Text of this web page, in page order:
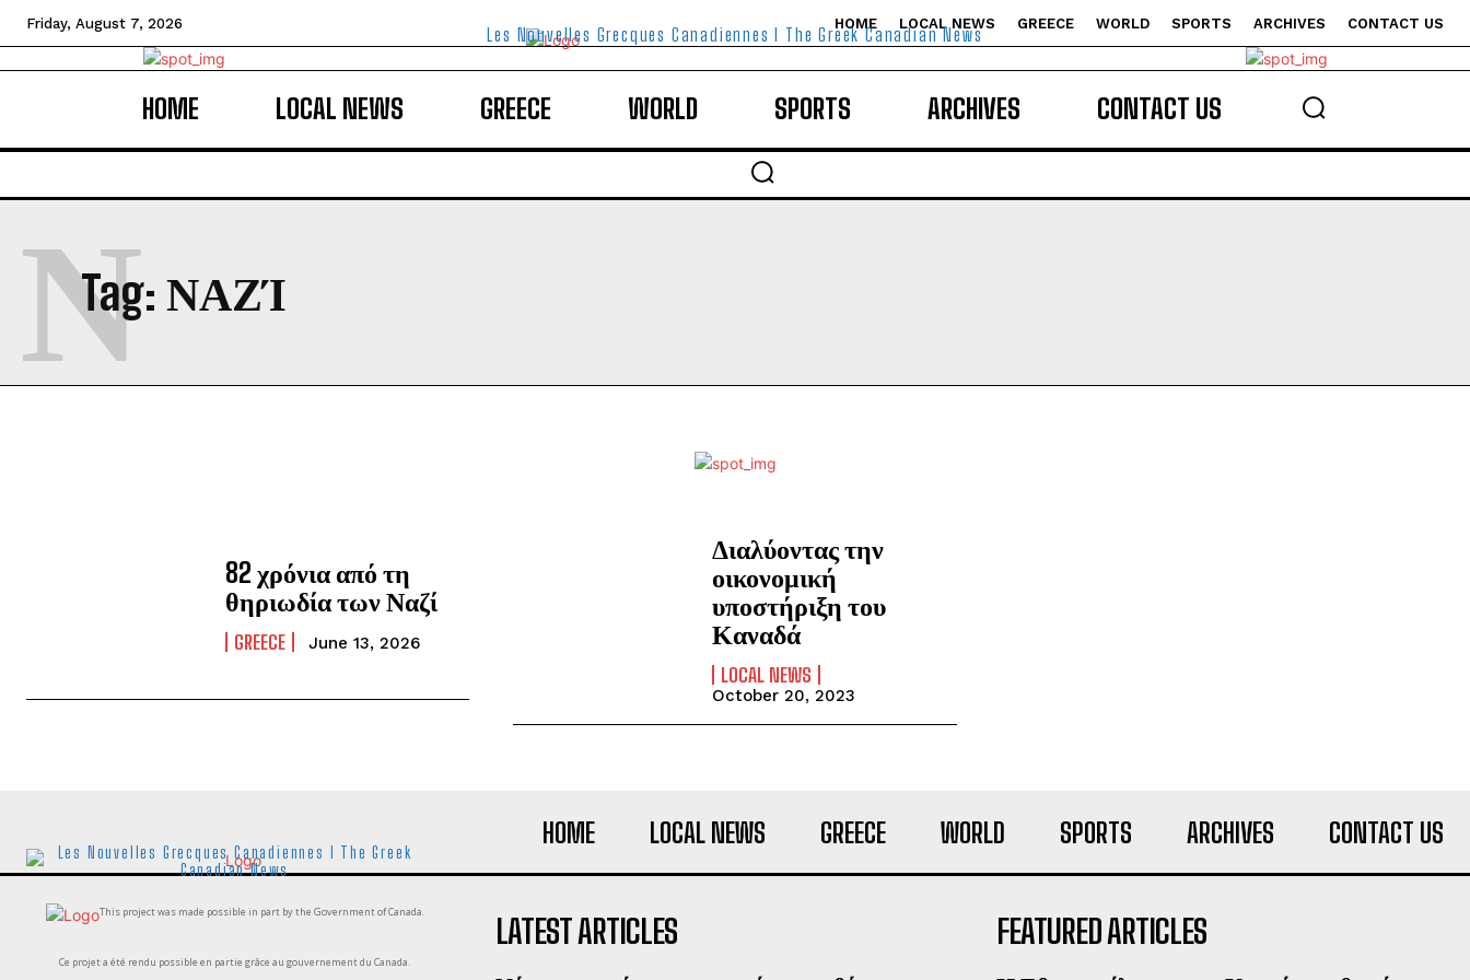
Friday, August 7, 2026 HOME LOCAL NEWS GREECE WORLD SPORTS ARCHIVES CONTACT US
Les Nouvelles Grecques Canadiennes I The Greek Canadian News
HOME LOCAL NEWS GREECE WORLD SPORTS ARCHIVES CONTACT US
Tag: ΝΑΖΊ
Ν
82 χρόνια από τη
θηριωδία των Ναζί
GREECE June 13, 2026
Διαλύοντας την
οικονομική
υποστήριξη του
Καναδά
LOCAL NEWS
October 20, 2023
HOME LOCAL NEWS GREECE WORLD SPORTS ARCHIVES CONTACT US
Les Nouvelles Grecques Canadiennes I The Greek
Canadian News
This project was made possible in part by the Government of Canada.
Ce projet a été rendu possible en partie grâce au gouvernement du Canada.
LATEST ARTICLES FEATURED ARTICLES